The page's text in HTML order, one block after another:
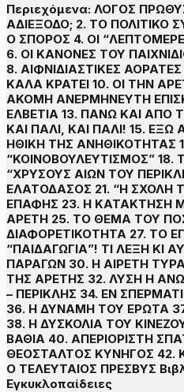
Περιεχόμενα: ΛΟΓΟΣ
ΑΔΙΕΞΟΔΟ; 2. ΤΟ ΠΟΛΙΤΙΚΟ
Ο ΣΠΟΡΟΣ 4. ΟΙ
6. ΟΙ ΚΑΝΟΝΕΣ ΤΟΥ
8. ΑΙΦΝΙΔΙΑΣΤΙΚΕΣ
ΚΑΛΑ ΚΡΑΤΕΙ 10. ΟΙ ΤΗΝ
ΑΚΟΜΗ ΑΝΕΡΜΗΝΕΥΤΗ
ΕΛΒΕΤΙΑ 13. ΠΑΝΩ ΚΑΙ ΑΠΟ
ΚΑΙ ΠΑΛΙ, ΚΑΙ ΠΑΛΙ! 15. ΕΞΩ
ΗΘΙΚΗ ΤΗΣ ΑΝΗΘΙΚΟΤΗΤΑΣ
“ΚΟΙΝΟΒΟΥΛΕΥΤΙΣΜΟΣ” 18.
“ΧΡΥΣΟΥΣ ΑΙΩΝ ΤΟΥ
ΕΛΑΤΟΔΑΣΟΣ 21. “Η ΣΧΟΛΗ
ΕΠΑΦΗΣ 23. Η ΚΑΤΑΚΤΗΣΗ
ΑΡΕΤΗ 25. ΤΟ ΘΕΜΑ ΤΟΥ
ΔΙΑΦΟΡΕΤΙΚΟΤΗΤΑ 27. ΤΟ
“ΠΑΙΔΑΓΩΓΙΑ”! ΤΙ ΛΕΞΗ ΚΙ
ΠΑΡΑΓΩΝ 30. Η ΑΙΡΕΤΗ
ΤΗΣ ΑΡΕΤΗΣ 32. ΛΥΣΗ Η
– ΠΕΡΙΚΛΗΣ 34. ΕΝ
36. Η ΔΥΝΑΜΗ ΤΟΥ ΕΡΩΤΑ
38. Η ΔΥΣΚΟΛΙΑ ΤΟΥ
ΒΑΘΙΑ 40. ΑΠΕΡΙΟΡΙΣΤΗ
ΘΕΟΣΤΑΛΤΟΣ ΚΥΝΗΓΟΣ 42.
Ο ΤΕΛΕΥΤΑΙΟΣ ΠΡΕΣΒΥΣ
Εγκυκλοπαίδειες